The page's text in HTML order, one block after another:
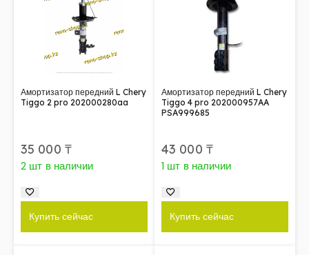
Амортизатор передний L Chery
Tiggo 2 pro 202000280aa
35 000 ₸
2 шт в наличии
Купить сейчас
Амортизатор передний L Chery
Tiggo 4 pro 202000957AA
PSA999685
43 000 ₸
1 шт в наличии
Купить сейчас